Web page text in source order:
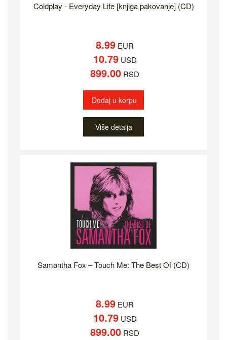
Coldplay - Everyday Life [knjiga pakovanje] (CD)
8.99 EUR
10.79USD
899.00 RSD
Dodaj u korpu
Više detalja
Samantha Fox – Touch Me: The Best Of (CD)
8.99 EUR
10.79USD
899.00 RSD